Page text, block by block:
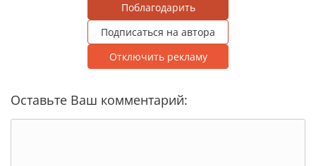
Поблагодарить
Подписаться на автора
Отключить рекламу
Оставьте Ваш комментарий: